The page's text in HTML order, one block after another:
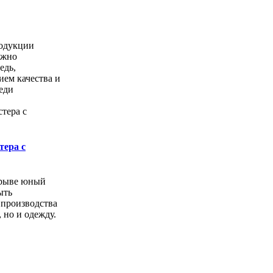
качества и
с
юный
но и одежду.